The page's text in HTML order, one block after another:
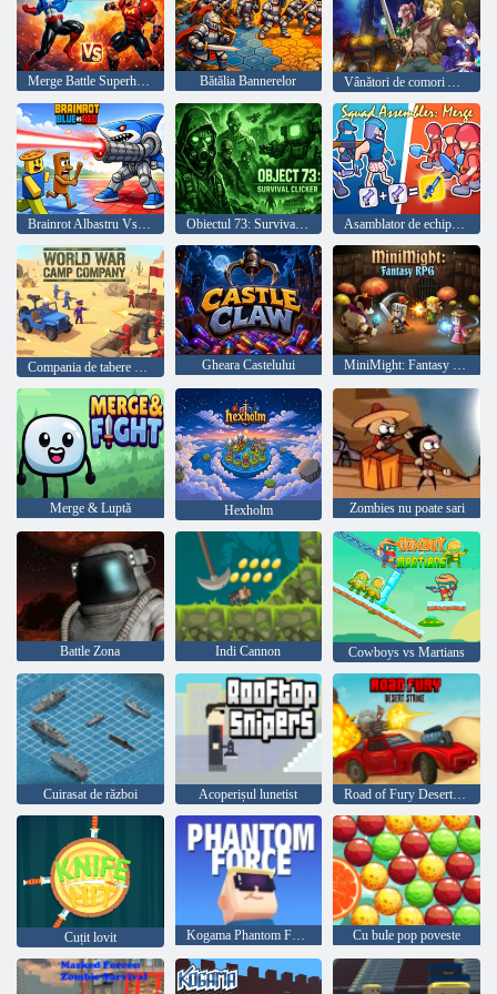
Merge Battle Superhero Fight Bătălia Bannerelor Vânători de comori Arcuz
Brainrot Albastru Vs Roșu Obiectul 73: Survival Clicker Asamblator de echipă: Îmbinați
Gheara Castelului MiniMight: Fantasy RPG
Merge & Luptă Hexholm Zombies nu poate sari
Battle Zona Indi Cannon Cowboys vs Martians
Cuirasat de război Acoperișul lunetist Road of Fury Desert Strike
Cuțit lovit Kogama Phantom Force Cu bule pop poveste